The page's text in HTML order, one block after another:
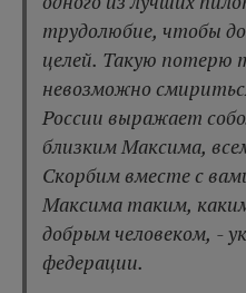
трудолюбие, чтобы
целей. Такую потерю
невозможно
России выражает
близким Максима,
Скорбим вместе с
Максима таким,
добрым человеком, -
федерации.